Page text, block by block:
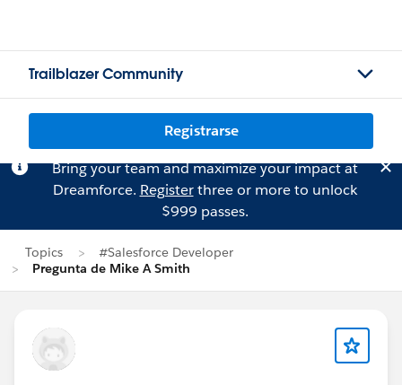
Trailblazer Community
Registrarse
Bring your team and maximize your impact at
Dreamforce. Registerthree or more to unlock
$999 passes.
Topics
#Salesforce Developer
Pregunta de Mike A Smith